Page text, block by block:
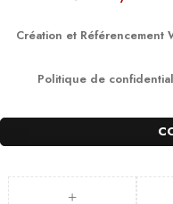
Création et Référencement
Politique de